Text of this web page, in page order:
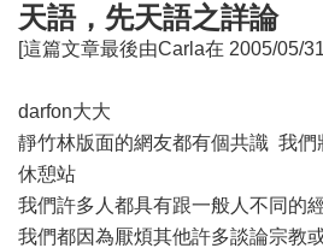
天語，先天語之詳論
[這篇文章最後由Carla在 2005/05/
darfon大大
靜竹林版面的網友都有個共識 我們
休憩站
我們許多人都具有跟一般人不同的
我們都因為厭煩其他許多談論宗教